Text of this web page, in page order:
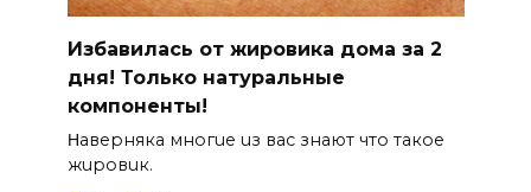
Избавилась от жировика дома за 2
дня! Только натуральные
компоненты!
Ηавepняка многue uз вас знают что такоe
жuровuк.